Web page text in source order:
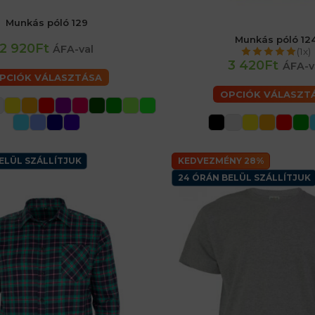
48 (M) férfiaké
52 (L) férfiaké
64 (4XL) férfiaké
Munkás póló 129
920Ft ÁFA-val
VÁLASZTÁSA
46 (S) férfiaké 48 (M) férfiaké
60 (2XL) férfiaké
Munkás póló
(1x)
3 420Ft ÁFA-
OPCIÓK
SZÁLLÍTJUK
KEDVEZMÉNY 28%
24 ÓRÁN BELÜL SZÁLLÍTJUK